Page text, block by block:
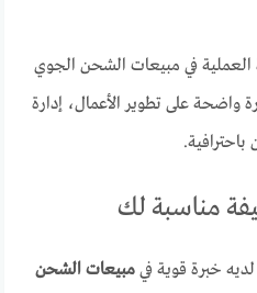
في مبيعات الشحن الجوي
واضحة على تطوير الأعمال، إدارة
مناسبة لك
خبرة قوية فيمبيعات الشحن